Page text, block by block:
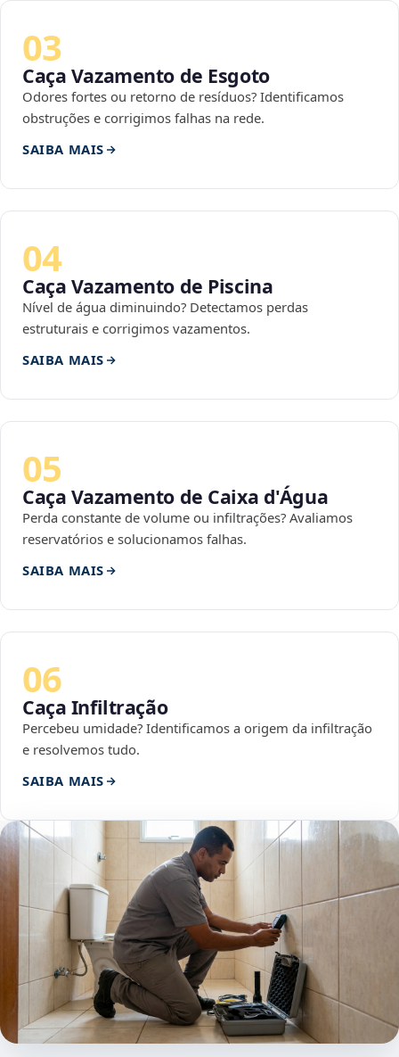
03
Caça Vazamento de Esgoto
Odores fortes ou retorno de resíduos? Identificamos
obstruções e corrigimos falhas na rede.
SAIBA MAIS
04
Caça Vazamento de Piscina
Nível de água diminuindo? Detectamos perdas
estruturais e corrigimos vazamentos.
SAIBA MAIS
05
Caça Vazamento de Caixa d'Água
Perda constante de volume ou infiltrações? Avaliamos
reservatórios e solucionamos falhas.
SAIBA MAIS
06
Caça Infiltração
Percebeu umidade? Identificamos a origem da infiltração
e resolvemos tudo.
SAIBA MAIS